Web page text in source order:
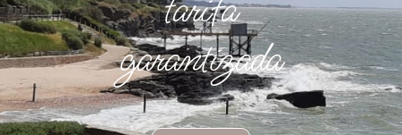
garantizada